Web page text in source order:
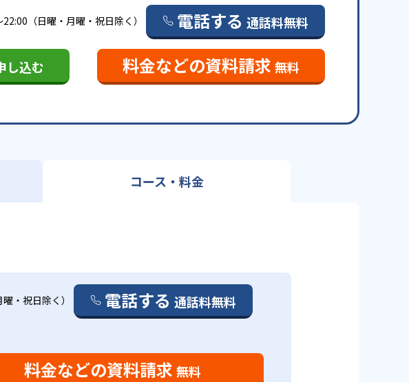
（日曜・月曜・祝日除く） 電話する 通話料無料
し込む 料金などの資料請求 無料
コース・料金
・祝日除く） 電話する 通話料無料
料金などの資料請求 無料